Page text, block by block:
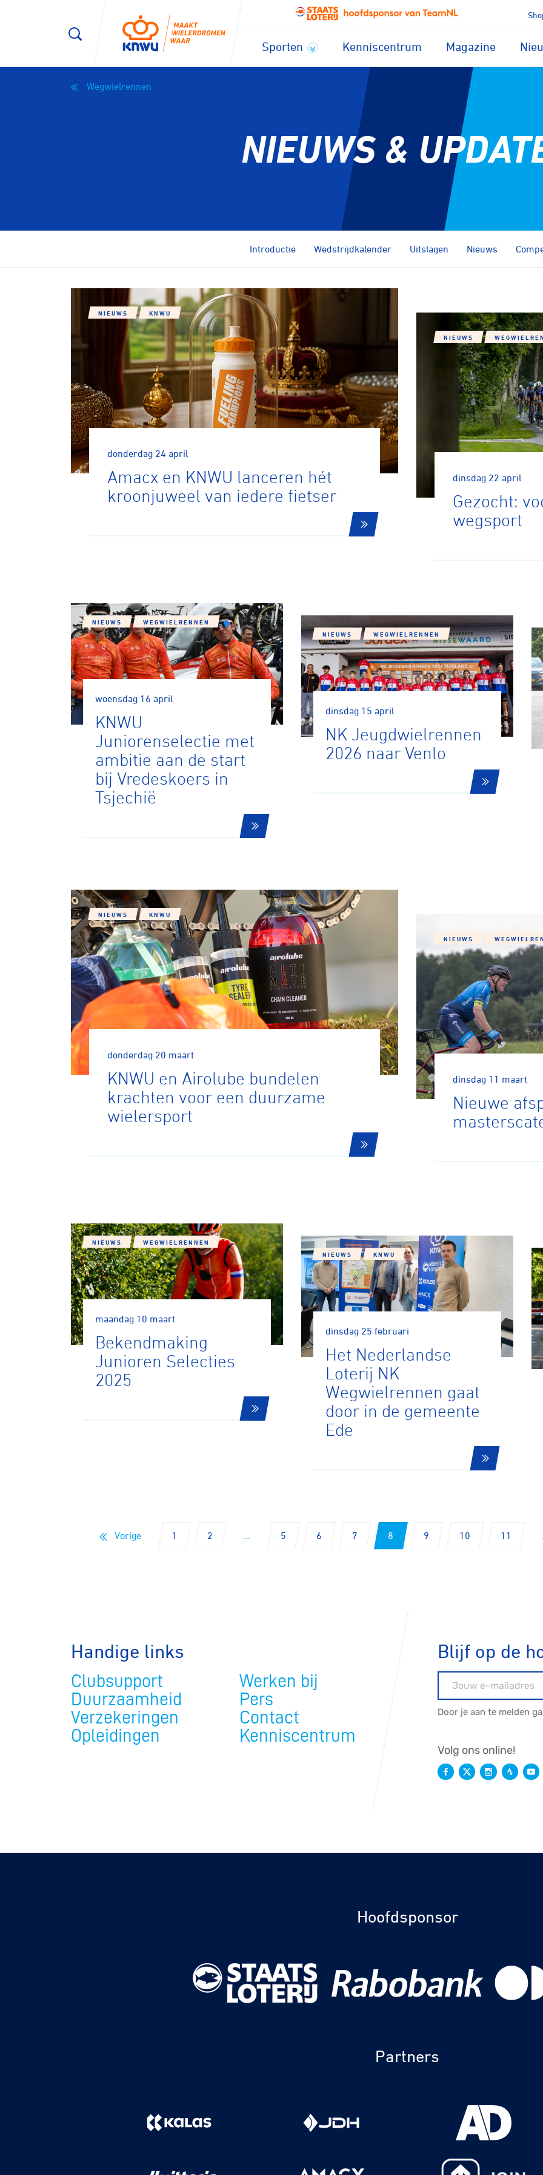
Sporten Kenniscentrum Magazine
Wegwielrennen
NIEUWS &
Introductie Wedstrijdkalender Uitslagen Nieuws
NIEUWS KNWU
donderdag 24 april
Amacx en KNWU lanceren hét
kroonjuweel van iedere fietser
NIEUWS
dinsdag 22 april
Gezocht:
wegsport
NIEUWS WEGWIELRENNEN
woensdag 16 april
KNWU
Juniorenselectie met
ambitie aan de start
bij Vredeskoers in
Tsjechië
NIEUWS WEGWIELRENNEN
dinsdag 15 april
NK Jeugdwielrennen
2026 naar Venlo
NIEUWS KNWU
donderdag 20 maart
KNWU en Airolube bundelen
krachten voor een duurzame
wielersport
NIEUWS
dinsdag 11 maart
Nieuwe
NIEUWS WEGWIELRENNEN
maandag 10 maart
Bekendmaking
Junioren Selecties
2025
NIEUWS KNWU
dinsdag 25 februari
Het Nederlandse
Loterij NK
Wegwielrennen gaat
door in de gemeente
Ede
Vorige 1 2 5 6 7 8 9 10 11
Handige links
Clubsupport
Werken bij
Duurzaamheid
Pers
Verzekeringen
Contact
Opleidingen
Kenniscentrum
Blijf op de
Door je aan te melden
Volg ons online!
Hoofdsponsor
Partners
Kunstwielrijden
Baanwielrennen
BMX freestyle
Veldrijden